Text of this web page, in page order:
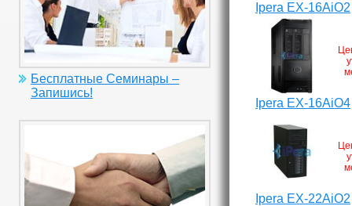
Бесплатные Семинары –
Запишись!
Ipera EX-16AiO2
Ipera EX-16AiO4
Ipera EX-22AiO2